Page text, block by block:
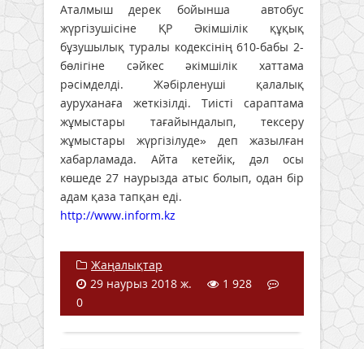
Аталмыш дерек бойынша автобус
жүргізушісіне ҚР Әкімшілік құқық
бұзушылық туралы кодексінің 610-бабы 2-
бөлігіне сәйкес әкімшілік хаттама
рәсімделді. Жәбірленуші қалалық
ауруханаға жеткізілді. Тиісті сараптама
жұмыстары тағайындалып, тексеру
жұмыстары жүргізілуде» деп жазылған
хабарламада. Айта кетейік, дәл осы
көшеде 27 наурызда атыс болып, одан бір
адам қаза тапқан еді.
http://www.inform.kz
Жаңалықтар
29 наурыз 2018 ж.
1 928
0